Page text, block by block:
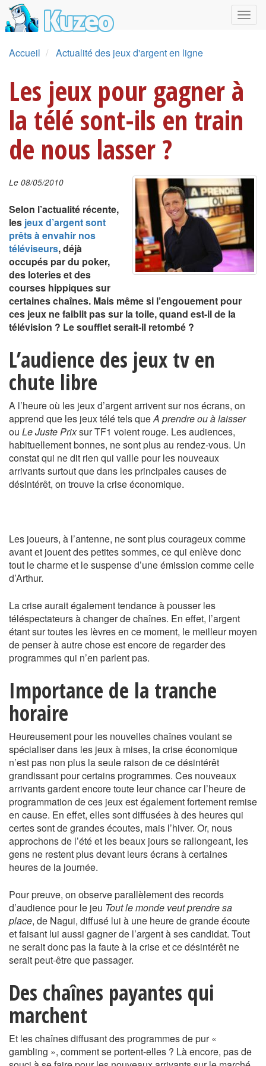
Accueil Actualité des jeux d'argent en ligne
Les jeux pour gagner à
la télé sont-ils en train
de nous lasser ?
Le 08/05/2010
Selon l’actualité récente,
les jeux d’argent sont
prêts à envahir nos
téléviseurs, déjà
occupés par du poker,
des loteries et des
courses hippiques sur
certaines chaînes. Mais même si l’engouement pour
ces jeux ne faiblit pas sur la toile, quand est-il de la
télévision ? Le soufflet serait-il retombé ?
L’audience des jeux tv en
chute libre
A l’heure où les jeux d’argent arrivent sur nos écrans, on
apprend que les jeux télé tels queA prendre ou à laisser
ou Le Juste Prixsur TF1 voient rouge. Les audiences,
habituellement bonnes, ne sont plus au rendez-vous. Un
constat qui ne dit rien qui vaille pour les nouveaux
arrivants surtout que dans les principales causes de
désintérêt, on trouve la crise économique.
Les joueurs, à l’antenne, ne sont plus courageux comme
avant et jouent des petites sommes, ce qui enlève donc
tout le charme et le suspense d’une émission comme celle
d’Arthur.
La crise aurait également tendance à pousser les
téléspectateurs à changer de chaînes. En effet, l’argent
étant sur toutes les lèvres en ce moment, le meilleur moyen
de penser à autre chose est encore de regarder des
programmes qui n’en parlent pas.
Importance de la tranche
horaire
Heureusement pour les nouvelles chaînes voulant se
spécialiser dans les jeux à mises, la crise économique
n’est pas non plus la seule raison de ce désintérêt
grandissant pour certains programmes. Ces nouveaux
arrivants gardent encore toute leur chance car l’heure de
programmation de ces jeux est également fortement remise
en cause. En effet, elles sont diffusées à des heures qui
certes sont de grandes écoutes, mais l’hiver. Or, nous
approchons de l’été et les beaux jours se rallongeant, les
gens ne restent plus devant leurs écrans à certaines
heures de la journée.
Pour preuve, on observe parallèlement des records
d’audience pour le jeu Tout le monde veut prendre sa
place, de Nagui, diffusé lui à une heure de grande écoute
et faisant lui aussi gagner de l’argent à ses candidat. Tout
ne serait donc pas la faute à la crise et ce désintérêt ne
serait peut-être que passager.
Des chaînes payantes qui
marchent
Et les chaînes diffusant des programmes de pur «
gambling », comment se portent-elles ? Là encore, pas de